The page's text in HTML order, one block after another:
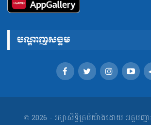
បណ្តាញសង្គម
© 2026 - រក្សាសិទ្ធិគ្រប់យ៉ាងដោយ អគ្គបញ្ជា